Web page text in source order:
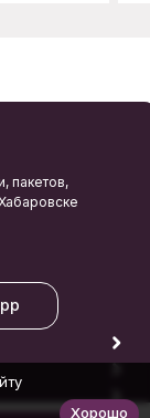
пакетов,
Хорошо